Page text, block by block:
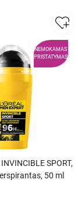
NEMOKAMAS
PRISTATYMAS
SPORT,
50 ml